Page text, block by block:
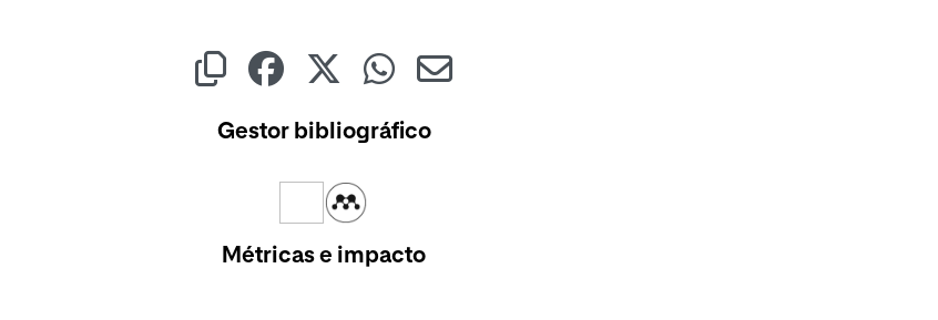
Gestor bibliográfico
Métricas e impacto